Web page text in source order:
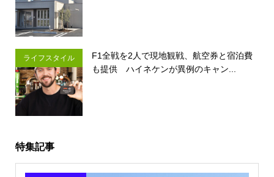
ライフスタイル
F1全戦を2人で現地観戦、航空券と宿泊費
も提供 ハイネケンが異例のキャン...
特集記事